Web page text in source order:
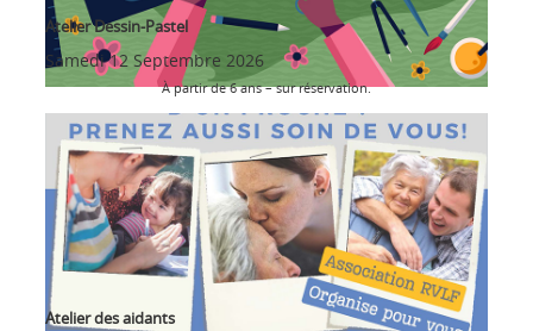
Atelier Dessin-Pastel
Samedi 12 Septembre 2026
À partir de 6 ans – sur réservation.
Atelier des aidants